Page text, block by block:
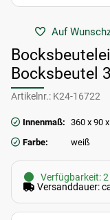
Auf
Bocksbeutel
Artikelnr.: K24-16722
Innenmaß: 360 x 90
Farbe:
weiß
Verfügbarkeit:
Versanddauer: